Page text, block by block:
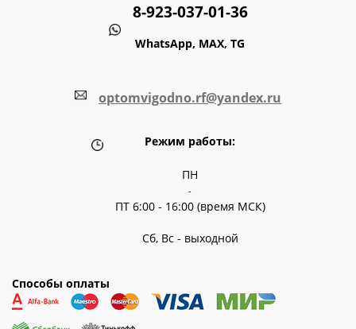
8-923-037-01-36
WhatsApp, MAX, TG
optomvigodno.rf@yandex.ru
Режим работы:
ПН
-
ПТ 6:00 - 16:00 (время МСК)
Сб, Вс - выходной
Способы оплаты